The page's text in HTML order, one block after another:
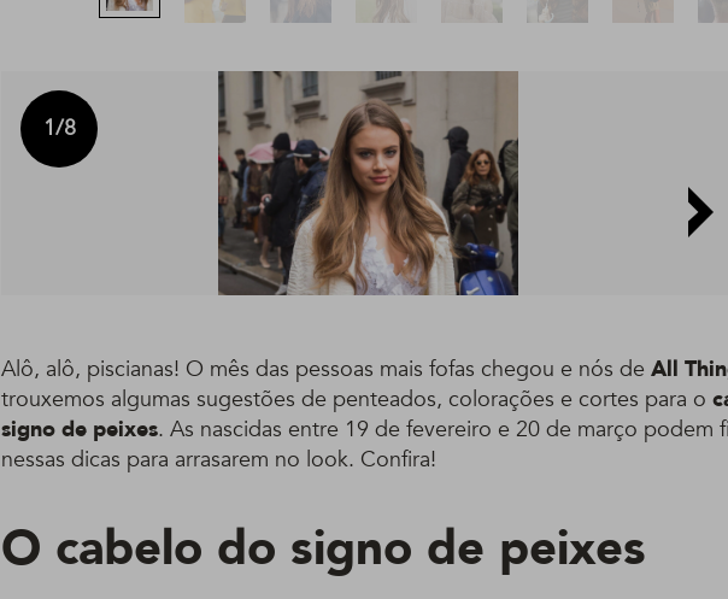
1/8
Alô, alô, piscianas! O mês das pessoas mais fofas chegou e nós de All
trouxemos algumas sugestões de penteados, colorações e cortes para o
signo de peixes. As nascidas entre 19 de fevereiro e 20 de março podem
nessas dicas para arrasarem no look. Confira!
O cabelo do signo de peixes